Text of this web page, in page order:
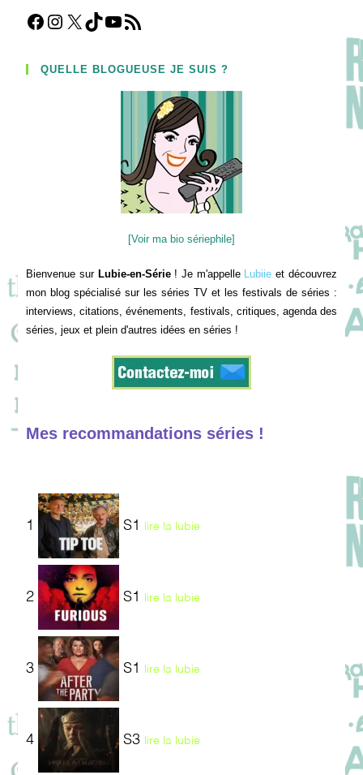
Facebook
Instagram
X TikTokYouTube
Flux RSS
QUELLE BLOGUEUSE JE SUIS ?
[Voir ma bio sériephile]
Bienvenue sur Lubie-en-Série! Je m'appelle Lubiie et découvrez
mon blog spécialisé sur les séries TV et les festivals de séries :
interviews, citations, événements, festivals, critiques, agenda des
séries, jeux et plein d'autres idées en séries !
Mes recommandations séries !
1 S1 lire la lubie
2 S1 lire la lubie
3 S1 lire la lubie
4 S3 lire la lubie